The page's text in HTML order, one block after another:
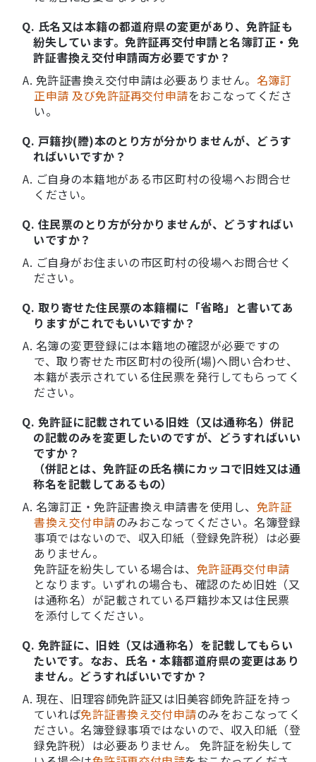
Q. 氏名又は本籍の都道府県の変更があり、免許証も
紛失しています。免許証再交付申請と名簿訂正・免
許証書換え交付申請両方必要ですか？
A. 免許証書換え交付申請は必要ありません。 名簿訂
正申請 及び免許証再交付申請をおこなってくださ
い。
Q. 戸籍抄(謄)本のとり方が分かりませんが、どうす
ればいいですか？
A. ご自身の本籍地がある市区町村の役場へお問合せ
ください。
Q. 住民票のとり方が分かりませんが、どうすればい
いですか？
A. ご自身がお住まいの市区町村の役場へお問合せく
ださい。
Q. 取り寄せた住民票の本籍欄に「省略」と書いてあ
りますがこれでもいいですか？
A. 名簿の変更登録には本籍地の確認が必要ですの
で、取り寄せた市区町村の役所(場)へ問い合わせ、
本籍が表示されている住民票を発行してもらってく
ださい。
Q. 免許証に記載されている旧姓（又は通称名）併記
の記載のみを変更したいのですが、どうすればいい
ですか？
（併記とは、免許証の氏名横にカッコで旧姓又は通
称名を記載してあるもの）
A. 名簿訂正・免許証書換え申請書を使用し、 免許証
書換え交付申請のみおこなってください。名簿登録
事項ではないので、収入印紙（登録免許税）は必要
ありません。
免許証を紛失している場合は、 免許証再交付申請
となります。いずれの場合も、確認のため旧姓（又
は通称名）が記載されている戸籍抄本又は住民票
を添付してください。
Q. 免許証に、旧姓（又は通称名）を記載してもらい
たいです。なお、氏名・本籍都道府県の変更はあり
ません。どうすればいいですか？
A. 現在、旧理容師免許証又は旧美容師免許証を持っ
ていれば免許証書換え交付申請のみをおこなってく
ださい。名簿登録事項ではないので、収入印紙（登
録免許税）は必要ありません。 免許証を紛失して